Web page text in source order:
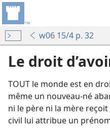
w06 15/4 p. 32
Le droit
TOUT le monde est en
même un nouveau-né
ni le père ni la mère
civil lui attribue un